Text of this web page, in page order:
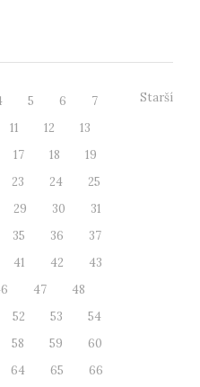
5 6
7
11 12
13
17 18
19
23 24
25
29 30
31
35 36
37
41 42
43
47
48
52 53
54
58 59
60
64 65
66
Starší